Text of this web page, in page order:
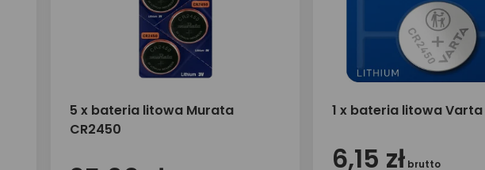
5 x bateria litowa Murata
CR2450
1 x bateria litowa Varta
6,15 zł brutto